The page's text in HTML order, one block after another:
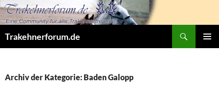
Zum
Inhalt
Trakehnerforum.de
Archiv der Kategorie: Baden Galopp